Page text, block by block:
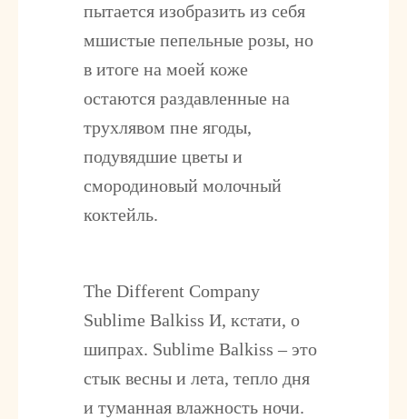
пытается изобразить из себя
мшистые пепельные розы, но
в итоге на моей коже
остаются раздавленные на
трухлявом пне ягоды,
подувядшие цветы и
смородиновый молочный
коктейль.
The Different Company
Sublime Balkiss И, кстати, о
шипрах. Sublime Balkiss – это
стык весны и лета, тепло дня
и туманная влажность ночи.